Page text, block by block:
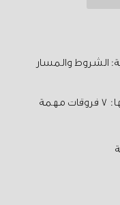
الشروط والمسار